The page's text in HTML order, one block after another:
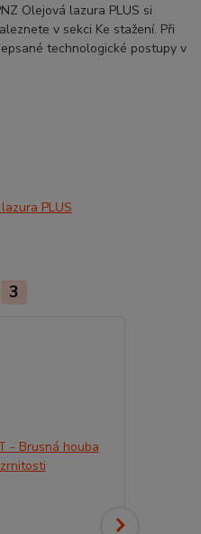
Olejová lazura PLUS si
v sekci Ke stažení. Při
technologické postupy v
PLUS
3